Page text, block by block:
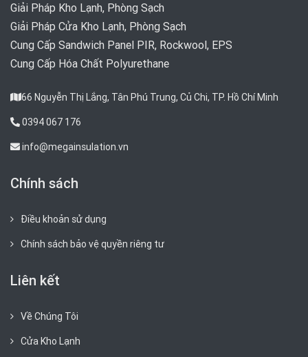
Giải Pháp Kho Lạnh, Phòng Sạch
Giải Pháp Cửa Kho Lạnh, Phòng Sạch
Cung Cấp Sandwich Panel PIR, Rockwool, EPS
Cung Cấp Hóa Chất Polyurethane
66 Nguyễn Thị Lắng, Tân Phú Trung, Củ Chi, TP. Hồ Chí Minh
0394 067 176
info@megainsulation.vn
Chính sách
Điều khoản sử dụng
Chính sách bảo vệ quyền riêng tư
Liên kết
Về Chúng Tôi
Cửa Kho Lạnh